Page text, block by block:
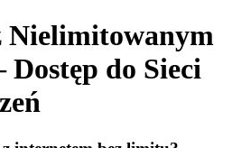
do Sieci